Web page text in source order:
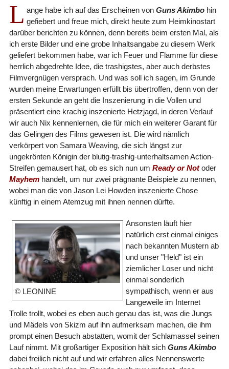
L ange habe ich auf das Erscheinen von Guns Akimbohin
gefiebert und freue mich, direkt heute zum Heimkinostart
darüber berichten zu können, denn bereits beim ersten Mal, als
ich erste Bilder und eine grobe Inhaltsangabe zu diesem Werk
geliefert bekommen habe, war ich Feuer und Flamme für diese
herrlich abgedrehte Idee, die trashigstes, aber auch derbstes
Filmvergnügen versprach. Und was soll ich sagen, im Grunde
wurden meine Erwartungen erfüllt bis übertroffen, denn von der
ersten Sekunde an geht die Inszenierung in die Vollen und
präsentiert eine krachig inszenierte Hetzjagd, in deren Verlauf
wir auch Nix kennenlernen, die für mich ein weiterer Garant für
das Gelingen des Films gewesen ist. Die wird nämlich
verkörpert von Samara Weaving, die sich längst zur
ungekrönten Königin der blutig-trashig-unterhaltsamen Action-
Streifen gemausert hat, ob es sich nun um Ready or Notoder
Mayhemhandelt, um nur zwei prägnante Beispiele zu nennen,
wobei man die von Jason Lei Howden inszenierte Chose
künftig in einem Atemzug mit ihnen nennen dürfte.
© LEONINE
Ansonsten läuft hier
natürlich erst einmal einiges
nach bekannten Mustern ab
und unser "Held" ist ein
ziemlicher Loser und nicht
einmal sonderlich
sympathisch, wenn er aus
Langeweile im Internet
Trolle trollt, wobei es eben auch genau das ist, was die Jungs
und Mädels von Skizm auf ihn aufmerksam machen, die ihm
prompt einen Besuch abstatten, womit der Schlamassel seinen
Lauf nimmt. Mit großartiger Exposition hält sich Guns Akimbo
dabei freilich nicht auf und wir erfahren alles Nennenswerte